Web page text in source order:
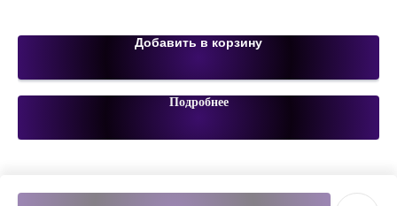
Добавить в корзину
Подробнее